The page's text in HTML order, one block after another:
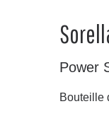
Power
Bouteille